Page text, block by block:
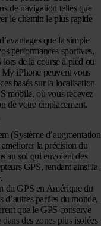
de navigation telles que
le chemin le plus rapide
que la simple
performances sportives,
de la course à pied ou
iPhone peuvent vous
basés sur la localisation
mobile, où vous recevez
de votre emplacement.
(Système d’augmentation
la précision du
au sol qui envoient des
GPS, rendant ainsi la
du GPS en Amérique du
d’autres parties du monde,
que le GPS conserve
des zones plus isolées